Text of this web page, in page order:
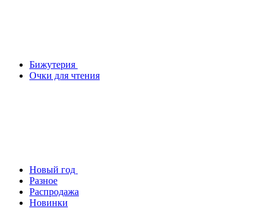
Бижутерия
Очки для чтения
Новый год
Разное
Распродажа
Новинки